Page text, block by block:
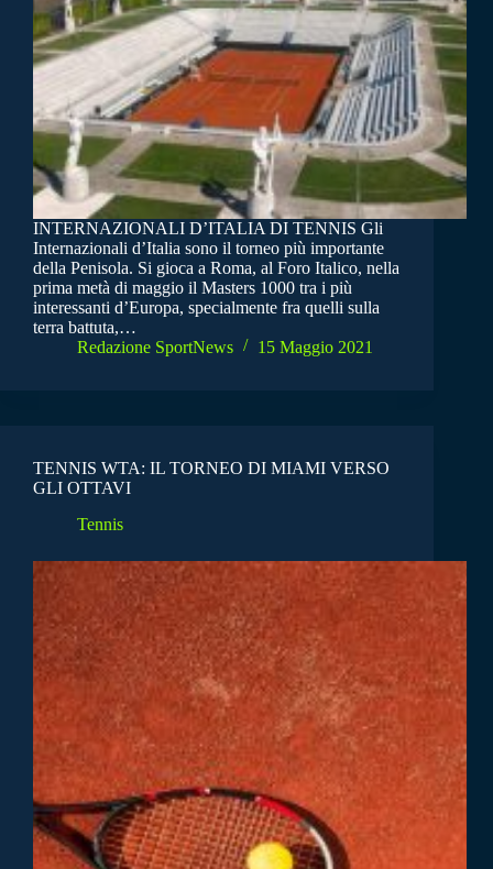
INTERNAZIONALI D’ITALIA DI TENNIS Gli
Internazionali d’Italia sono il torneo più importante
della Penisola. Si gioca a Roma, al Foro Italico, nella
prima metà di maggio il Masters 1000 tra i più
interessanti d’Europa, specialmente fra quelli sulla
terra battuta,…
Redazione SportNews
15 Maggio 2021
TENNIS WTA: IL TORNEO DI MIAMI VERSO
GLI OTTAVI
Tennis